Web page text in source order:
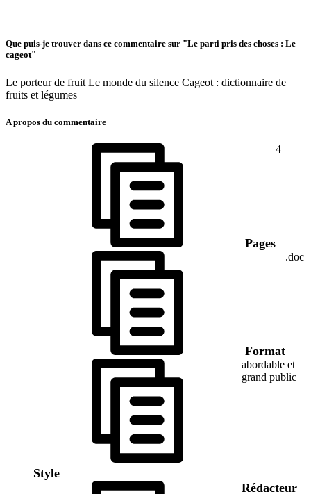
Que puis-je trouver dans ce commentaire sur "Le parti pris des choses : Le
cageot"
Le porteur de fruit Le monde du silence Cageot : dictionnaire de
fruits et légumes
A propos du commentaire
Pages
4
Format
.doc
Style
abordable et
grand public
Rédacteur